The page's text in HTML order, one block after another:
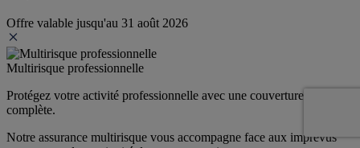
Offre valable jusqu'au 31 août 2026
Multirisque professionnelle
Protégez votre activité professionnelle avec une couverture
complète.
Notre assurance multirisque vous accompagne face aux imprévus